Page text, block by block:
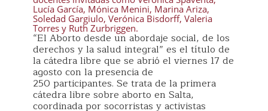
Lucía García, Mónica Menini, Marina Ariza,
Soledad Gargiulo, Verónica Bisdorff, Valeria
Torres y Ruth Zurbriggen.
“El Aborto desde un abordaje social, de los
derechos y la salud integral” es el título de
la cátedra libre que se abrió el viernes 17 de
agosto con la presencia de
250 participantes. Se trata de la primera
cátedra libre sobre aborto en Salta,
coordinada por socorristas y activistas